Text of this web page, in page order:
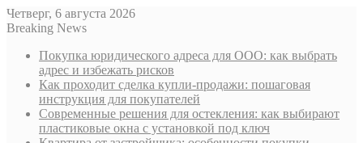
Четверг, 6 августа 2026
Breaking News
Покупка юридического адреса для ООО: как выбрать
адрес и избежать рисков
Как проходит сделка купли-продажи: пошаговая
инструкция для покупателей
Современные решения для остекления: как выбирают
пластиковые окна с установкой под ключ